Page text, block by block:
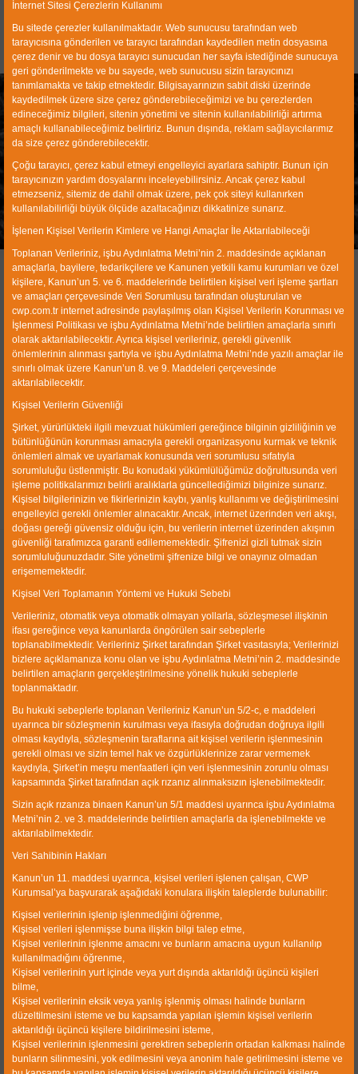
Wet Type Magnetic Seperators
Home Products Mining Equipments
Separation
Wet Type Magnetic Seperators
Wet Type Magnetic
Separators
About us
CWP Coal Washing Plants Machinery Industry & Trade
Ltd. Co. was established in 1990 and is operating in
Izmir Ataturk Industrial Zone with a closed production
area of 10000 sqm. Our main business is the plant and
equipment engineering.
Quick Link
Corporate
Products
Gallery
References
Contact information
Sasalı Merkez mahallesi 66 Sokak
No 3, PK.35620,Çiğli/İZMİR-
TÜRKİYE
T: +90 232 327 39 30 (Pbx)
C: +90 533 271 46 47
M:info@cwp.com.tr
İnternet Sitesi Çerezlerin Kullanımı
Bu sitede çerezler kullanılmaktadır. Web sunucusu tarafından web
tarayıcısına gönderilen ve tarayıcı tarafından kaydedilen metin dosyasına
çerez denir ve bu dosya tarayıcı sunucudan her sayfa istediğinde sunucuya
geri gönderilmekte ve bu sayede, web sunucusu sizin tarayıcınızı
tanımlamakta ve takip etmektedir. Bilgisayarınızın sabit diski üzerinde
kaydedilmek üzere size çerez gönderebileceğimizi ve bu çerezlerden
edineceğimiz bilgileri, sitenin yönetimi ve sitenin kullanılabilirliği artırma
amaçlı kullanabileceğimiz belirtiriz. Bunun dışında, reklam sağlayıcılarımız
da size çerez gönderebilecektir.
Çoğu tarayıcı, çerez kabul etmeyi engelleyici ayarlara sahiptir. Bunun için
tarayıcınızın yardım dosyalarını inceleyebilirsiniz. Ancak çerez kabul
etmezseniz, sitemiz de dahil olmak üzere, pek çok siteyi kullanırken
kullanılabilirliği büyük ölçüde azaltacağınızı dikkatinize sunarız.
İşlenen Kişisel Verilerin Kimlere ve Hangi Amaçlar İle Aktarılabileceği
Toplanan Verileriniz, işbu Aydınlatma Metni’nin 2. maddesinde açıklanan
amaçlarla, bayilere, tedarikçilere ve Kanunen yetkili kamu kurumları ve özel
kişilere, Kanun’un 5. ve 6. maddelerinde belirtilen kişisel veri işleme şartları
ve amaçları çerçevesinde Veri Sorumlusu tarafından oluşturulan ve
cwp.com.tr internet adresinde paylaşılmış olan Kişisel Verilerin Korunması ve
İşlenmesi Politikası ve işbu Aydınlatma Metni’nde belirtilen amaçlarla sınırlı
olarak aktarılabilecektir. Ayrıca kişisel verileriniz, gerekli güvenlik
önlemlerinin alınması şartıyla ve işbu Aydınlatma Metni’nde yazılı amaçlar ile
sınırlı olmak üzere Kanun’un 8. ve 9. Maddeleri çerçevesinde
aktarılabilecektir.
Kişisel Verilerin Güvenliği
Şirket, yürürlükteki ilgili mevzuat hükümleri gereğince bilginin gizliliğinin ve
bütünlüğünün korunması amacıyla gerekli organizasyonu kurmak ve teknik
önlemleri almak ve uyarlamak konusunda veri sorumlusu sıfatıyla
sorumluluğu üstlenmiştir. Bu konudaki yükümlülüğümüz doğrultusunda veri
işleme politikalarımızı belirli aralıklarla güncellediğimizi bilginize sunarız.
Kişisel bilgilerinizin ve fikirlerinizin kaybı, yanlış kullanımı ve değiştirilmesini
engelleyici gerekli önlemler alınacaktır. Ancak, internet üzerinden veri akışı,
doğası gereği güvensiz olduğu için, bu verilerin internet üzerinden akışının
güvenliği tarafımızca garanti edilememektedir. Şifrenizi gizli tutmak sizin
sorumluluğunuzdadır. Site yönetimi şifrenize bilgi ve onayınız olmadan
erişememektedir.
Kişisel Veri Toplamanın Yöntemi ve Hukuki Sebebi
Verileriniz, otomatik veya otomatik olmayan yollarla, sözleşmesel ilişkinin
ifası gereğince veya kanunlarda öngörülen sair sebeplerle
toplanabilmektedir. Verileriniz Şirket tarafından Şirket vasıtasıyla; Verilerinizi
bizlere açıklamanıza konu olan ve işbu Aydınlatma Metni’nin 2. maddesinde
belirtilen amaçların gerçekleştirilmesine yönelik hukuki sebeplerle
toplanmaktadır.
Bu hukuki sebeplerle toplanan Verileriniz Kanun’un 5/2-c, e maddeleri
uyarınca bir sözleşmenin kurulması veya ifasıyla doğrudan doğruya ilgili
olması kaydıyla, sözleşmenin taraflarına ait kişisel verilerin işlenmesinin
gerekli olması ve sizin temel hak ve özgürlüklerinize zarar vermemek
kaydıyla, Şirket’in meşru menfaatleri için veri işlenmesinin zorunlu olması
kapsamında Şirket tarafından açık rızanız alınmaksızın işlenebilmektedir.
Sizin açık rızanıza binaen Kanun’un 5/1 maddesi uyarınca işbu Aydınlatma
Metni’nin 2. ve 3. maddelerinde belirtilen amaçlarla da işlenebilmekte ve
aktarılabilmektedir.
Veri Sahibinin Hakları
Kanun’un 11. maddesi uyarınca, kişisel verileri işlenen çalışan, CWP
Kurumsal’ya başvurarak aşağıdaki konulara ilişkin taleplerde bulunabilir:
Kişisel verilerinin işlenip işlenmediğini öğrenme,
Kişisel verileri işlenmişse buna ilişkin bilgi talep etme,
Kişisel verilerinin işlenme amacını ve bunların amacına uygun kullanılıp
kullanılmadığını öğrenme,
Kişisel verilerinin yurt içinde veya yurt dışında aktarıldığı üçüncü kişileri
bilme,
Kişisel verilerinin eksik veya yanlış işlenmiş olması halinde bunların
düzeltilmesini isteme ve bu kapsamda yapılan işlemin kişisel verilerin
aktarıldığı üçüncü kişilere bildirilmesini isteme,
Kişisel verilerinin işlenmesini gerektiren sebeplerin ortadan kalkması halinde
bunların silinmesini, yok edilmesini veya anonim hale getirilmesini isteme ve